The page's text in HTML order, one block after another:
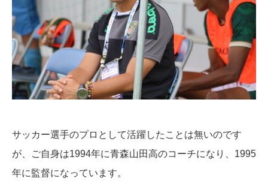
サッカー選手のプロとして活躍したことは無いのです
が、ご自身は1994年に青森山田高のコーチになり、1995
年に監督になっています。